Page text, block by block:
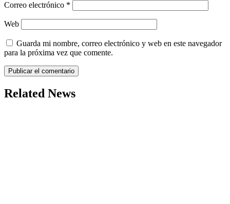
Correo electrónico *
Web
Guarda mi nombre, correo electrónico y web en este navegador
para la próxima vez que comente.
Related News